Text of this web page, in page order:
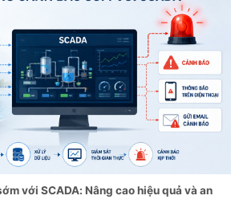
với SCADA: Nâng cao hiệu quả và an